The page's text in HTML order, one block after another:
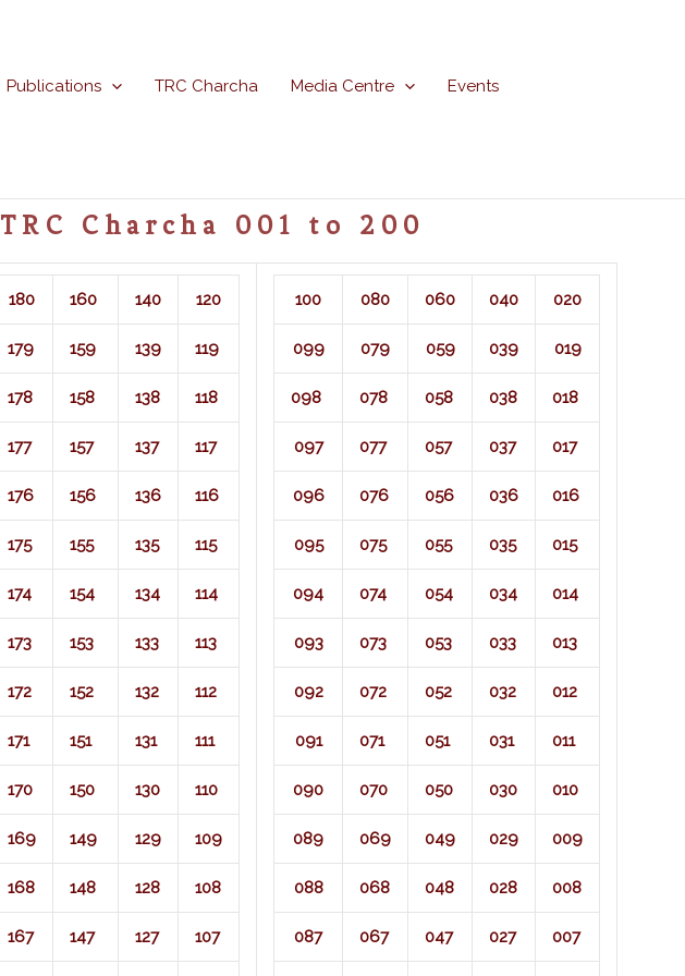
Publications TRC Charcha Media Centre
Events
TRC Charcha 001 to 200
180 160 140 120
179 159 139 119
178 158 138 118
177 157 137 117
176 156 136 116
175 155 135 115
174 154 134 114
173 153 133 113
172 152 132 112
171 151 131 111
170 150 130 110
169 149 129 109
168 148 128 108
167 147 127 107
100 080 060 040 020
099 079 059 039 019
098 078 058 038 018
097 077 057 037 017
096 076 056 036 016
095 075 055 035 015
094 074 054 034 014
093 073 053 033 013
092 072 052 032 012
091 071​ 051 031 011
090 070 050 030 010
089 069 049 029 009
088 068 048 028 008
087 067 047 027 007